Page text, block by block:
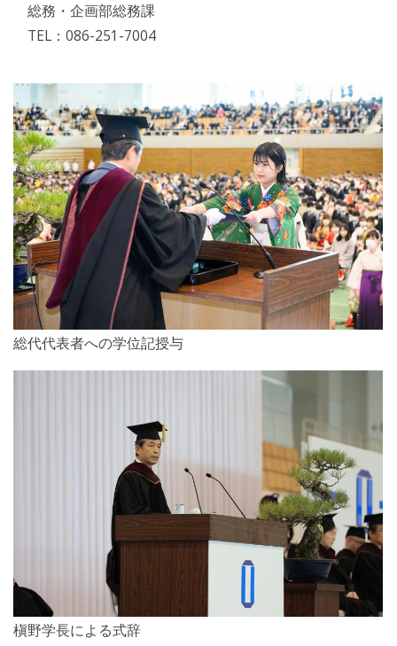
総務・企画部総務課
TEL：086-251-7004
総代代表者への学位記授与
槇野学長による式辞